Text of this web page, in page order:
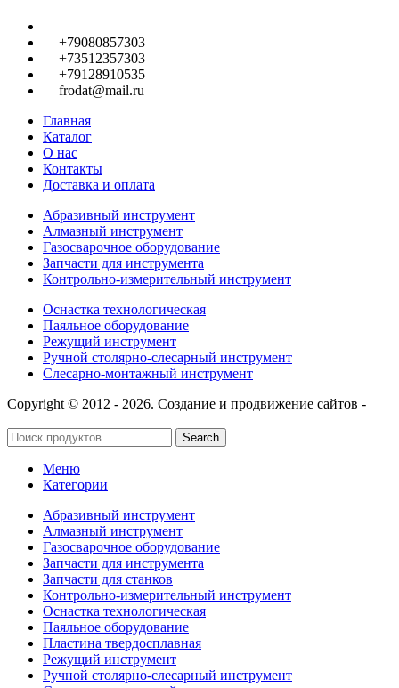
+79080857303
+73512357303
+79128910535
frodat@mail.ru
Главная
Каталог
О нас
Контакты
Доставка и оплата
Абразивный инструмент
Алмазный инструмент
Газосварочное оборудование
Запчасти для инструмента
Контрольно-измерительный инструмент
Оснастка технологическая
Паяльное оборудование
Режущий инструмент
Ручной столярно-слесарный инструмент
Слесарно-монтажный инструмент
Copyright © 2012 - 2026. Создание и продвижение сайтов -
Search
Меню
Категории
Абразивный инструмент
Алмазный инструмент
Газосварочное оборудование
Запчасти для инструмента
Запчасти для станков
Контрольно-измерительный инструмент
Оснастка технологическая
Паяльное оборудование
Пластина твердосплавная
Режущий инструмент
Ручной столярно-слесарный инструмент